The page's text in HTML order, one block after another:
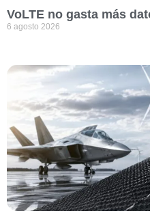
VoLTE no gasta más
6 agosto 2026